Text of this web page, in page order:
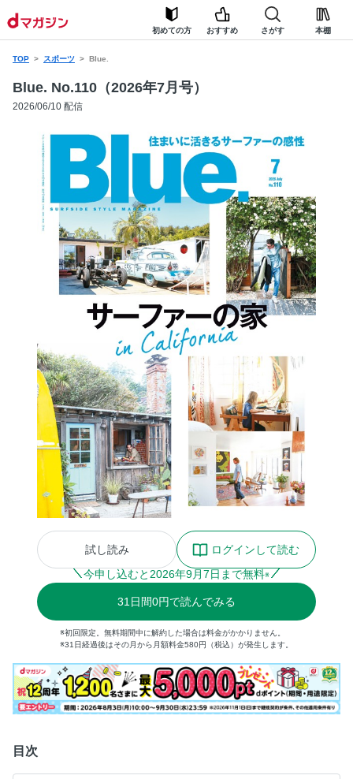
初めての方 おすすめ さがす 本棚
TOP スポーツ Blue.
Blue. No.110（2026年7月号）
2026/06/10 配信
試し読み
ログインして読む
今申し込むと 2026年9月7日まで無料※
31 日間0円で読んでみる
※初回限定。無料期間中に解約した場合は料金がかかりません。
※31日経過後はその月から月額料金580円（税込）が発生します。
目次